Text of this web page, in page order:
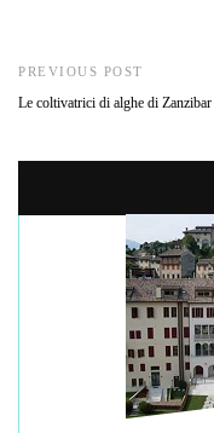
PREVIOUS POST
Le coltivatrici di alghe di Zanzibar